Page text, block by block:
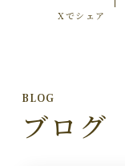
Xでシェア
BLOG
ブログ